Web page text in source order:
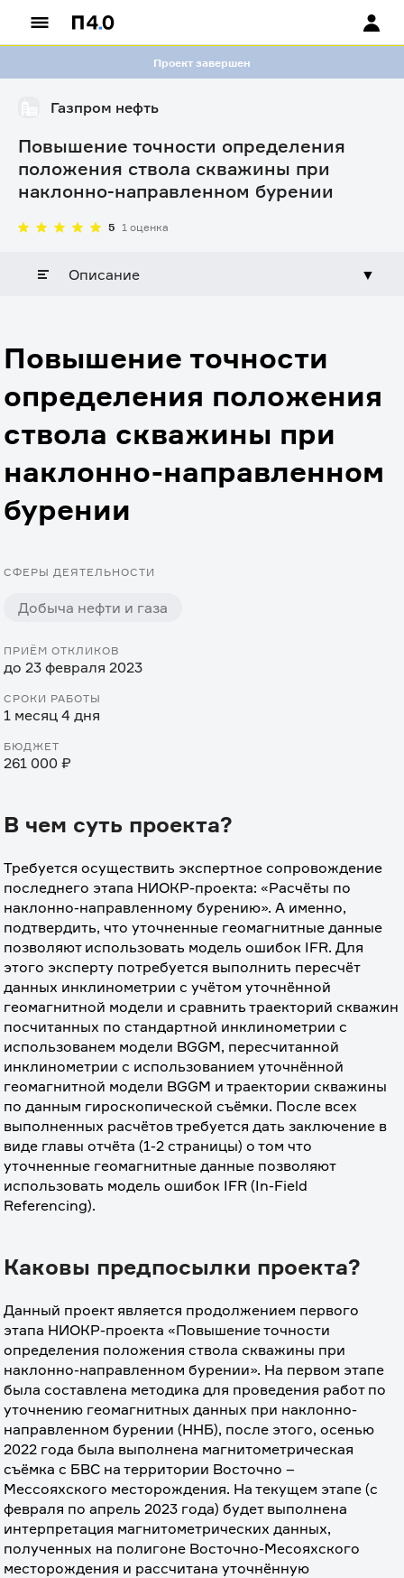
Проект завершен
Газпром нефть
Повышение точности определения
положения ствола скважины при
наклонно-направленном бурении
5 1 оценка
Описание ▼
Повышение точности
определения положения
ствола скважины при
наклонно-направленном
бурении
СФЕРЫ ДЕЯТЕЛЬНОСТИ
Добыча нефти и газа
ПРИЁМ ОТКЛИКОВ
до 23 февраля 2023
СРОКИ РАБОТЫ
1 месяц 4 дня
БЮДЖЕТ
261 000 ₽
В чем суть проекта?
Требуется осуществить экспертное сопровождение
последнего этапа НИОКР-проекта: «Расчёты по
наклонно-направленному бурению». А именно,
подтвердить, что уточненные геомагнитные данные
позволяют использовать модель ошибок IFR. Для
этого эксперту потребуется выполнить пересчёт
данных инклинометрии с учётом уточнённой
геомагнитной модели и сравнить траекторий скважин
посчитанных по стандартной инклинометрии с
использованем модели BGGM, пересчитанной
инклинометрии с использованием уточнённой
геомагнитной модели BGGM и траектории скважины
по данным гироскопической съёмки. После всех
выполненных расчётов требуется дать заключение в
виде главы отчёта (1-2 страницы) о том что
уточненные геомагнитные данные позволяют
использовать модель ошибок IFR (In-Field
Referencing).
Каковы предпосылки проекта?
Данный проект является продолжением первого
этапа НИОКР-проекта «Повышение точности
определения положения ствола скважины при
наклонно-направленном бурении». На первом этапе
была составлена методика для проведения работ по
уточнению геомагнитных данных при наклонно-
направленном бурении (ННБ), после этого, осенью
2022 года была выполнена магнитометрическая
съёмка с БВС на территории Восточно –
Мессояхского месторождения. На текущем этапе (с
февраля по апрель 2023 года) будет выполнена
интерпретация магнитометрических данных,
полученных на полигоне Восточно-Месояхского
месторождения и рассчитана уточнённую